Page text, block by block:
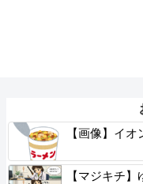
【画像】イ
【マジキチ